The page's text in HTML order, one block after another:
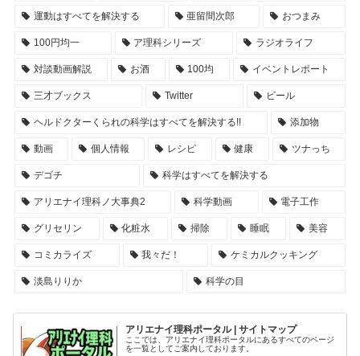
運動はすべてを解決する 亜留間次郎 おつまみ
100円均一 ア理科シリーズ ラジオライフ
対談動画解説 お酒 100均 イベントレポート
三才ブックス Twitter ビール
ヘルドクターくられの科学はすべてを解決する!! 添加物
動画 個人情報 レシピ 健康 ツナっち
デゴチ 科学はすべてを解決する
アリエナイ理科ノ大事典2 科学動画 電子工作
グリセリン 化粧水 掃除 睡眠 美容
コミカライズ 我々だ！ ケミカルクッキング
淡島りりか 科学の目
アリエナイ理科ポータル | サイトマップ
ここでは、アリエナイ理科ポータルにあるすべてのページ
を一覧としてご案内しております。